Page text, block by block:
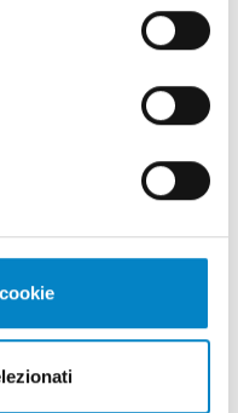
Eventi, News,
Industriale,